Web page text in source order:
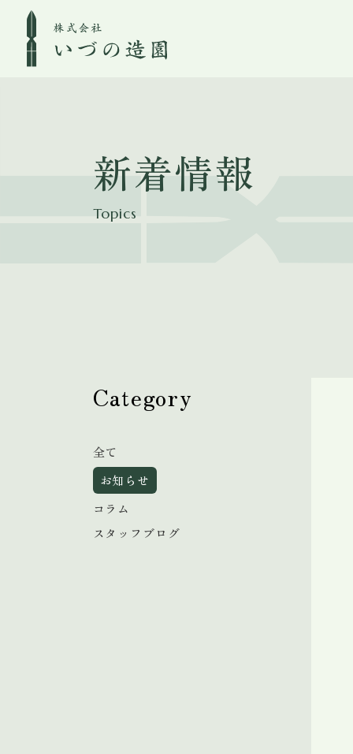
新着情報
Topics
Category
全て
お知らせ
コラム
スタッフブログ